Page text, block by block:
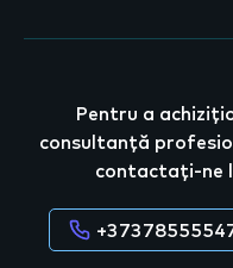
Pentru a
consultanță
contactați-ne